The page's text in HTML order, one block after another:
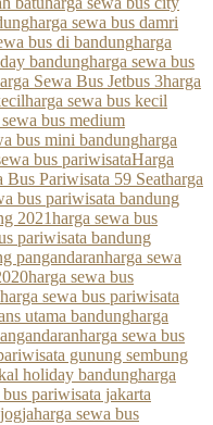
harga sewa bus damri
bus di bandungharga
bandungharga sewa bus
Sewa Bus Jetbus 3harga
harga sewa bus kecil
bus medium
bus mini bandungharga
bus pariwisataHarga
Bus Pariwisata 59 Seatharga
bus pariwisata bandung
2021harga sewa bus
pariwisata bandung
pangandaranharga sewa
harga sewa bus
harga sewa bus pariwisata
utama bandungharga
harga sewa bus
gunung sembung
holiday bandungharga
pariwisata jakarta
harga sewa bus